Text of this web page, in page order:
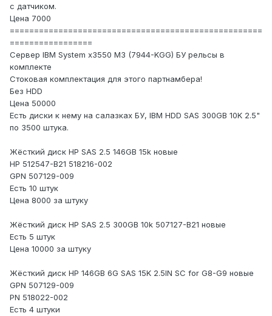
с датчиком.
Цена 7000
====================================================
=================
Сервер IBM System x3550 M3 (7944-KGG) БУ рельсы в
комплекте
Стоковая комплектация для этого партнамбера!
Без HDD
Цена 50000
Есть диски к нему на салазках БУ, IBM HDD SAS 300GB 10K 2.5"
по 3500 штука.
Жёсткий диск HP SAS 2.5 146GB 15k новые
HP 512547-B21 518216-002
GPN 507129-009
Есть 10 штук
Цена 8000 за штуку
Жёсткий диск HP SAS 2.5 300GB 10k 507127-B21 новые
Есть 5 штук
Цена 10000 за штуку
Жёсткий диск HP 146GB 6G SAS 15K 2.5IN SC for G8-G9 новые
GPN 507129-009
PN 518022-002
Есть 4 штуки